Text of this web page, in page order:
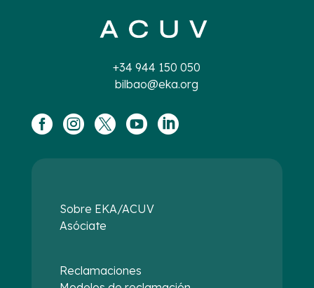
+34 944 150 050
bilbao@eka.org
    
Sobre EKA/ACUV
Asóciate
Reclamaciones